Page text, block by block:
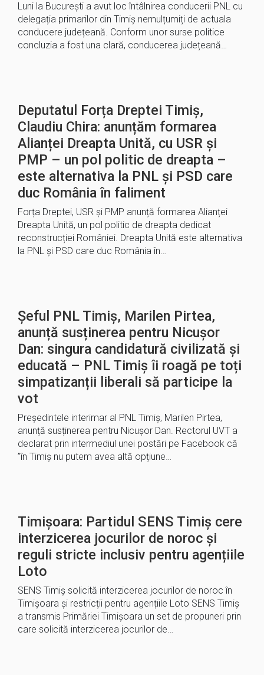
Luni la București a avut loc întâlnirea conducerii PNL cu
delegația primarilor din Timiș nemulțumiți de actuala
conducere județeană. Conform unor surse politice
concluzia a fost una clară, conducerea județeană…
Deputatul Forța Dreptei Timiș,
Claudiu Chira: anunțăm formarea
Alianței Dreapta Unită, cu USR și
PMP – un pol politic de dreapta –
este alternativa la PNL și PSD care
duc România în faliment
Forța Dreptei, USR și PMP anunță formarea Alianței
Dreapta Unită, un pol politic de dreapta dedicat
reconstrucției României. Dreapta Unită este alternativa
la PNL și PSD care duc România în…
Șeful PNL Timiș, Marilen Pirtea,
anunță susținerea pentru Nicușor
Dan: singura candidatură civilizată și
educată – PNL Timiș îi roagă pe toți
simpatizanții liberali să participe la
vot
Președintele interimar al PNL Timiș, Marilen Pirtea,
anunță susținerea pentru Nicușor Dan. Rectorul UVT a
declarat prin intermediul unei postări pe Facebook că
”în Timiș nu putem avea altă opțiune…
Timișoara: Partidul SENS Timiș cere
interzicerea jocurilor de noroc și
reguli stricte inclusiv pentru agențiile
Loto
SENS Timiș solicită interzicerea jocurilor de noroc în
Timișoara și restricții pentru agențiile Loto SENS Timiș
a transmis Primăriei Timișoara un set de propuneri prin
care solicită interzicerea jocurilor de…